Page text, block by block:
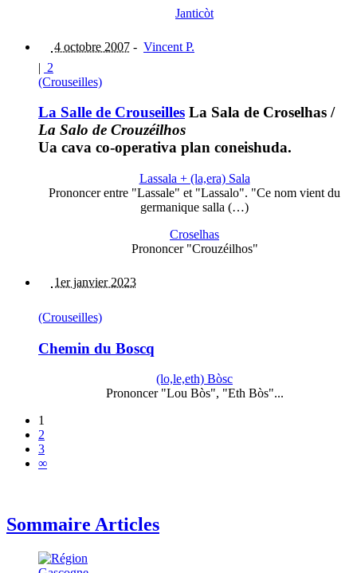
Janticòt
4 octobre 2007 - Vincent P.
| 2
(Crouseilles)
La Salle de Crouseilles La Sala de Croselhas /
La Salo de Crouzéilhos
Ua cava co-operativa plan coneishuda.
Lassala + (la,era) Sala
Prononcer entre "Lassale" et "Lassalo". "Ce nom vient du
germanique salla (…)
Croselhas
Prononcer "Crouzéilhos"
1er janvier 2023
(Crouseilles)
Chemin du Boscq
(lo,le,eth) Bòsc
Prononcer "Lou Bòs", "Eth Bòs"...
1
2
3
∞
Sommaire Articles